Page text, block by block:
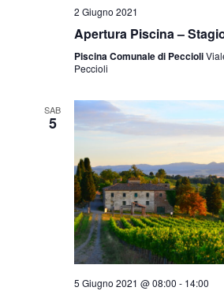
2 Giugno 2021
Apertura Piscina –
Piscina Comunale di Peccioli
Peccioli
SAB
5
5 Giugno 2021 @ 08:00 - 14:00